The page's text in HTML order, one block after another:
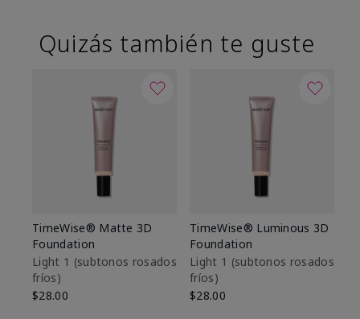
Quizás también te guste
TimeWise® Matte 3D
Foundation
Light 1​ (subtonos rosados
fríos)
$28.00
TimeWise® Luminous 3D
Foundation
Light 1​ (subtonos rosados
fríos)
$28.00